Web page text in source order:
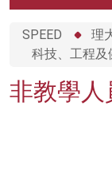
SPEED 理
科技、工程及
非教學人